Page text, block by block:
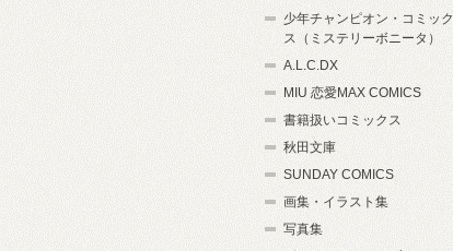
少年チャンピオン・コミック
ス（ミステリーボニータ）
A.L.C.DX
MIU 恋愛MAX COMICS
書籍扱いコミックス
秋田文庫
SUNDAY COMICS
画集・イラスト集
写真集